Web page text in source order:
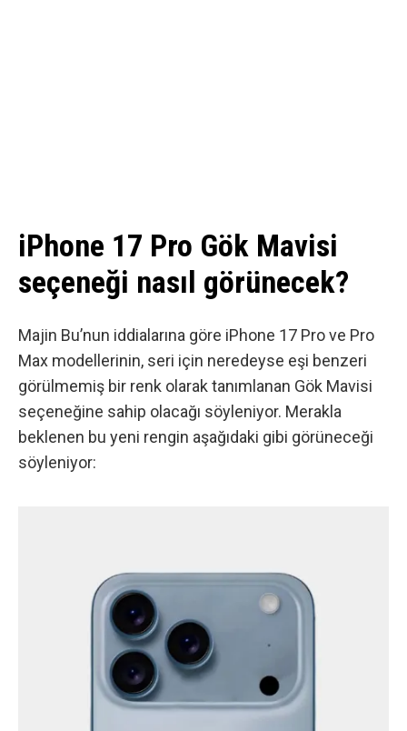
iPhone 17 Pro Gök Mavisi
seçeneği nasıl görünecek?
Majin Bu’nun iddialarına göre iPhone 17 Pro ve Pro
Max modellerinin, seri için neredeyse eşi benzeri
görülmemiş bir renk olarak tanımlanan Gök Mavisi
seçeneğine sahip olacağı söyleniyor. Merakla
beklenen bu yeni rengin aşağıdaki gibi görüneceği
söyleniyor: